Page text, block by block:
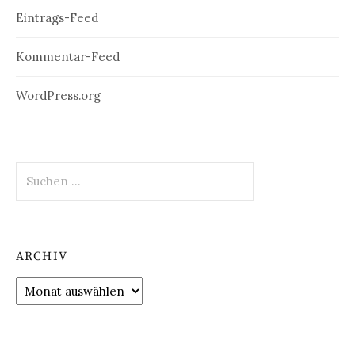
Eintrags-Feed
Kommentar-Feed
WordPress.org
nach:
ARCHIV
Archiv